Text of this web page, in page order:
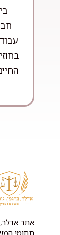
אתר אדלר,
תחומי